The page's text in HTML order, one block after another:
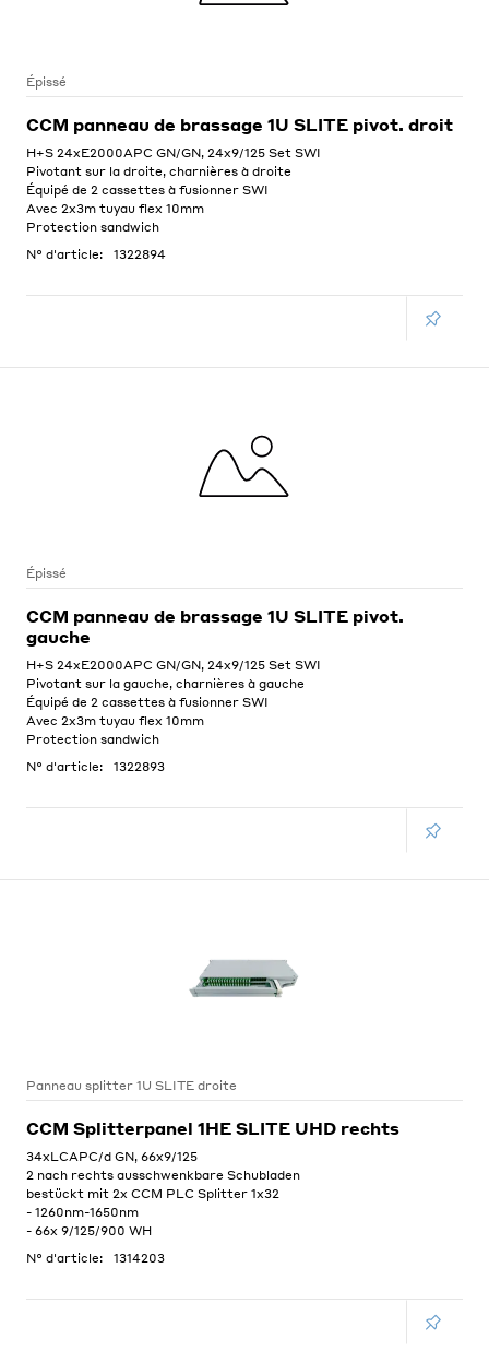
Épissé
CCM panneau de brassage 1U SLITE pivot. droit
H+S 24xE2000APC GN/GN, 24x9/125 Set SWI
Pivotant sur la droite, charnières à droite
Équipé de 2 cassettes à fusionner SWI
Avec 2x3m tuyau flex 10mm
Protection sandwich
N° d'article:
1322894
Épissé
CCM panneau de brassage 1U SLITE pivot.
gauche
H+S 24xE2000APC GN/GN, 24x9/125 Set SWI
Pivotant sur la gauche, charnières à gauche
Équipé de 2 cassettes à fusionner SWI
Avec 2x3m tuyau flex 10mm
Protection sandwich
N° d'article:
1322893
Panneau splitter 1U SLITE droite
CCM Splitterpanel 1HE SLITE UHD rechts
34xLCAPC/d GN, 66x9/125
2 nach rechts ausschwenkbare Schubladen
bestückt mit 2x CCM PLC Splitter 1x32
- 1260nm-1650nm
- 66x 9/125/900 WH
N° d'article:
1314203